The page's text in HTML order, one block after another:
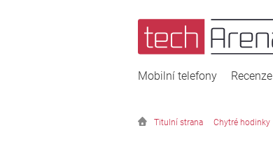
Mobilní telefony Recenze
Titulní strana Chytré hodinky